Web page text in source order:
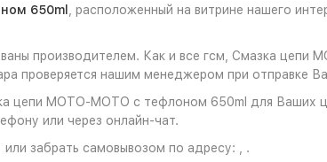
650ml
, расположенный на витрине нашего
производителем. Как и все гсм, Смазка
проверяется нашим менеджером при отправке
цепи MOTO-MOTO с тефлоном 650ml для Ваших
или через онлайн-чат.
забрать самовывозом по адресу: , .